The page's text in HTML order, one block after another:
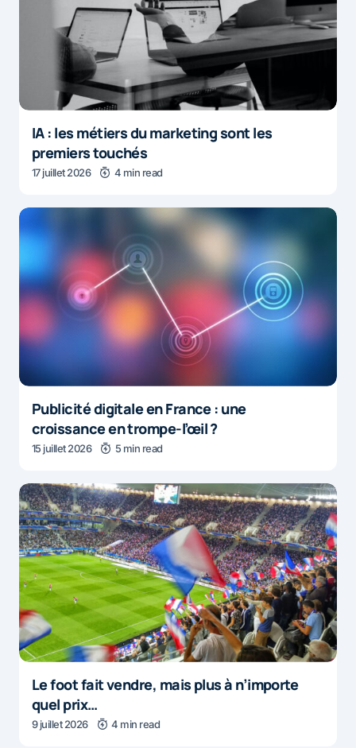
IA : les métiers du marketing sont les
premiers touchés
17 juillet 2026 4 min read
Publicité digitale en France : une
croissance en trompe-l’œil ?
15 juillet 2026 5 min read
Le foot fait vendre, mais plus à n’importe
quel prix…
9 juillet 2026 4 min read